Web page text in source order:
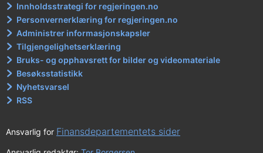
Innholdsstrategi for regjeringen.no
Personvernerklæring for regjeringen.no
Administrer informasjonskapsler
Tilgjengelighetserklæring
Bruks- og opphavsrett for bilder og videomateriale
Besøksstatistikk
Nyhetsvarsel
RSS
Ansvarlig for Finansdepartementets sider